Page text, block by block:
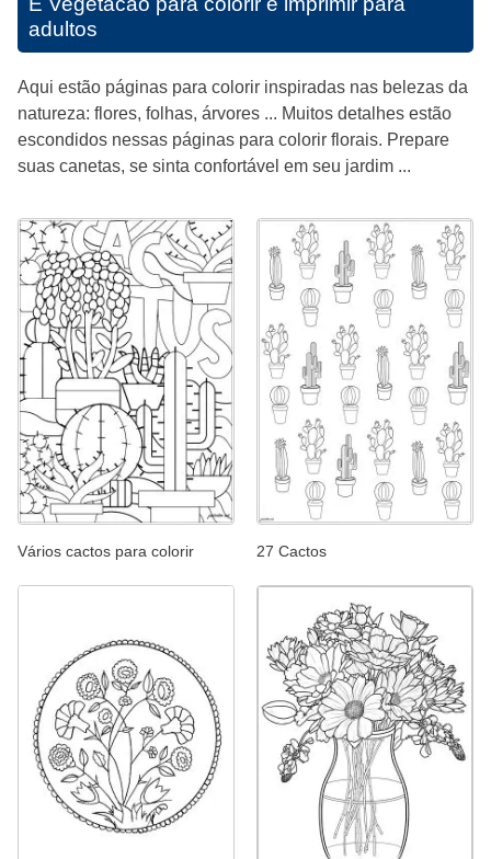
adultos
Aqui estão páginas para colorir inspiradas nas belezas da
natureza: flores, folhas, árvores ... Muitos detalhes estão
escondidos nessas páginas para colorir florais. Prepare
suas canetas, se sinta confortável em seu jardim ...
Vários cactos para colorir 27 Cactos